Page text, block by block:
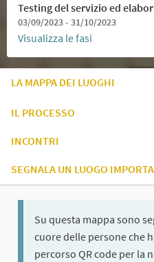
Testing del servizio ed
03/09/2023 - 31/10/2023
Visualizza le fasi
LA MAPPA DEI LUOGHI
IL PROCESSO
INCONTRI
SEGNALA UN LUOGO
Su questa mappa sono
cuore delle persone che
percorso QR code per la